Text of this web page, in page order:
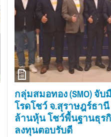
กลุ่มสมอทอง (SMO) จับมื
โรดโชว์ จ.สุราษฎร์ธานี
ล้านหุ้น โชว์พื้นฐานธุร
ลงทุนตอบรับดี